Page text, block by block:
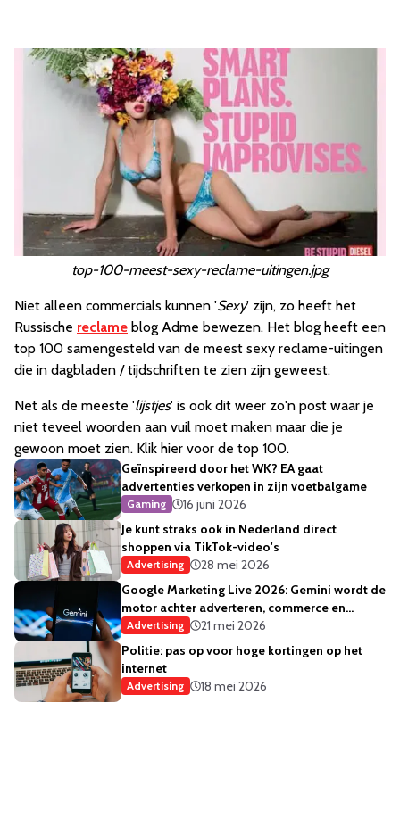
top-100-meest-sexy-reclame-uitingen.jpg
Niet alleen commercials kunnen 'Sexy' zijn, zo heeft het
Russische reclame blog Adme bewezen. Het blog heeft een
top 100 samengesteld van de meest sexy reclame-uitingen
die in dagbladen / tijdschriften te zien zijn geweest.
Net als de meeste 'lijstjes' is ook dit weer zo'n post waar je
niet teveel woorden aan vuil moet maken maar die je
gewoon moet zien. Klik hier voor de top 100.
Geïnspireerd door het WK? EA gaat
advertenties verkopen in zijn voetbalgame
Gaming
16 juni 2026
Je kunt straks ook in Nederland direct
shoppen via TikTok-video's
Advertising
28 mei 2026
Google Marketing Live 2026: Gemini wordt de
motor achter adverteren, commerce en
creativiteit
Advertising
21 mei 2026
Politie: pas op voor hoge kortingen op het
internet
Advertising 18 mei 2026